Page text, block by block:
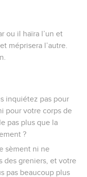
ou il haïra l’un et
méprisera l’autre.
inquiétez pas pour
pour votre corps de
pas plus que la
?
sèment ni ne
des greniers, et votre
pas beaucoup plus